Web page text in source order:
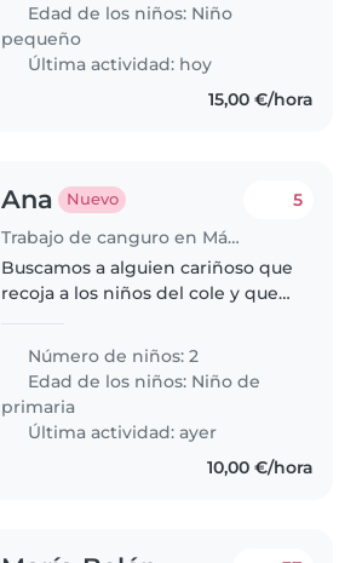
Edad de los niños: Niño
pequeño
Última actividad: hoy
15,00 €/hora
Ana Nuevo
Trabajo de canguro en Málaga
5
Buscamos a alguien cariñoso que
recoja a los niños del cole y que
ayudarles con alguna tarea del
cole, pero principalmente..
Número de niños: 2
Edad de los niños: Niño de
primaria
Última actividad: ayer
10,00 €/hora